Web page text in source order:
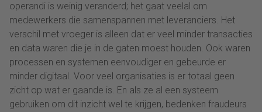
operandi is weinig veranderd; het gaat veelal om
medewerkers die samenspannen met leveranciers. Het
verschil met vroeger is alleen dat er veel minder transacties
en data waren die je in de gaten moest houden. Ook waren
processen en systemen eenvoudiger en gebeurde er
minder digitaal. Voor veel organisaties is er totaal geen
zicht op wat er gaande is. En als ze al een systeem
gebruiken om dit inzicht wel te krijgen, bedenken fraudeurs